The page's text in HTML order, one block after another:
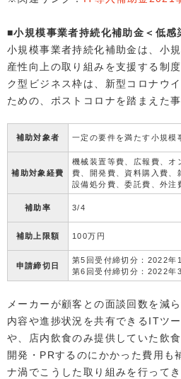
■小規模事業者持続化補助金＜低感
小規模事業者持続化補助金は、小
産性向上の取り組みを支援する制
ク型ビジネス枠は、新型コロナウ
ための、ポストコロナを踏まえた
補助対象者 一定の要件を満たす小規模
補助対象経費
機械装置等費、広報費、オ
費、開発費、資料購入費、
設備処分費、委託費、外注
補助率 3/4
補助上限額 100万円
申請締切日
第5回受付締切分：2022年
第6回受付締切分：2022年
メーカーが顧客との面談回数を減
内容や進捗状況を共有できるITツ
や、店内飲食のみ提供していた飲
開発・PRするのにかかった費用も
ナ渦でこうした取り組みを行って